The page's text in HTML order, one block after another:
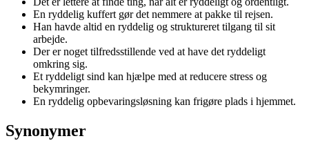
En ryddelig kuffert gør det nemmere at pakke til rejsen.
Han havde altid en ryddelig og struktureret tilgang til sit
arbejde.
Der er noget tilfredsstillende ved at have det ryddeligt
omkring sig.
Et ryddeligt sind kan hjælpe med at reducere stress og
bekymringer.
En ryddelig opbevaringsløsning kan frigøre plads i hjemmet.
Synonymer